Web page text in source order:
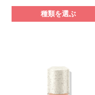
種類を選ぶ